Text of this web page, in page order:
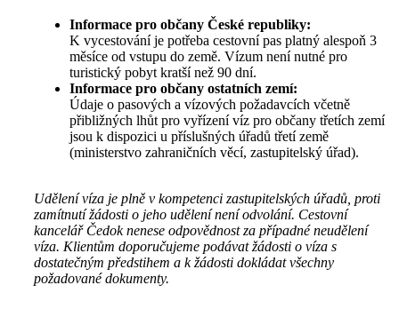
Informace pro občany České republiky:
K vycestování je potřeba cestovní pas platný alespoň 3
měsíce od vstupu do země. Vízum není nutné pro
turistický pobyt kratší než 90 dní.
Informace pro občany ostatních zemí:
Údaje o pasových a vízových požadavcích včetně
přibližných lhůt pro vyřízení víz pro občany třetích zemí
jsou k dispozici u příslušných úřadů třetí země
(ministerstvo zahraničních věcí, zastupitelský úřad).
Udělení víza je plně v kompetenci zastupitelských úřadů, proti
zamítnutí žádosti o jeho udělení není odvolání. Cestovní
kancelář Čedok nenese odpovědnost za případné neudělení
víza. Klientům doporučujeme podávat žádosti o víza s
dostatečným předstihem a k žádosti dokládat všechny
požadované dokumenty.